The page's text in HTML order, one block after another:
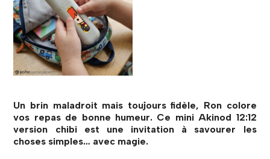
Un brin maladroit mais toujours fidèle, Ron colore
vos repas de bonne humeur. Ce mini Akinod 12:12
version chibi est une invitation à savourer les
choses simples… avec magie.